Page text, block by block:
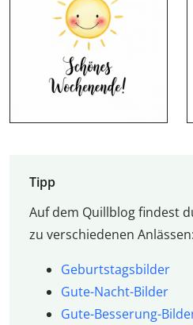
Tipp
Auf dem Quillblog findest
zu verschiedenen Anlässen:
Geburtstagsbilder
Gute-Nacht-Bilder
Gute-Besserung-